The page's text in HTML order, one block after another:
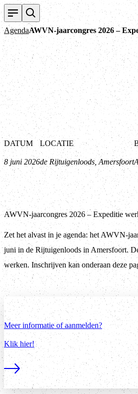
AgendaAWVN-jaarcongres 2026 –
DATUM
8 juni 2026
LOCATIE
de Rijtuigenloods, Amersfoort
AWVN-jaarcongres 2026 – Expeditie
Zet het alvast in je agenda: het AWVN-
juni in de Rijtuigenloods in Amersfoort.
werken. Inschrijven kan onderaan deze
Meer informatie of aanmelden?
Klik hier!
Lees meer